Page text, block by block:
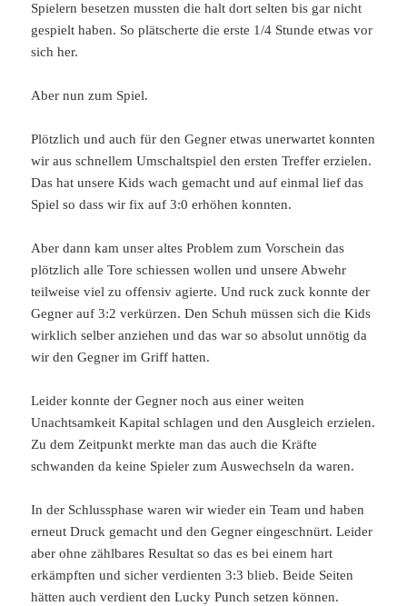
Spielern besetzen mussten die halt dort selten bis gar nicht
gespielt haben. So plätscherte die erste 1/4 Stunde etwas vor
sich her.
Aber nun zum Spiel.
Plötzlich und auch für den Gegner etwas unerwartet konnten
wir aus schnellem Umschaltspiel den ersten Treffer erzielen.
Das hat unsere Kids wach gemacht und auf einmal lief das
Spiel so dass wir fix auf 3:0 erhöhen konnten.
Aber dann kam unser altes Problem zum Vorschein das
plötzlich alle Tore schiessen wollen und unsere Abwehr
teilweise viel zu offensiv agierte. Und ruck zuck konnte der
Gegner auf 3:2 verkürzen. Den Schuh müssen sich die Kids
wirklich selber anziehen und das war so absolut unnötig da
wir den Gegner im Griff hatten.
Leider konnte der Gegner noch aus einer weiten
Unachtsamkeit Kapital schlagen und den Ausgleich erzielen.
Zu dem Zeitpunkt merkte man das auch die Kräfte
schwanden da keine Spieler zum Auswechseln da waren.
In der Schlussphase waren wir wieder ein Team und haben
erneut Druck gemacht und den Gegner eingeschnürt. Leider
aber ohne zählbares Resultat so das es bei einem hart
erkämpften und sicher verdienten 3:3 blieb. Beide Seiten
hätten auch verdient den Lucky Punch setzen können.